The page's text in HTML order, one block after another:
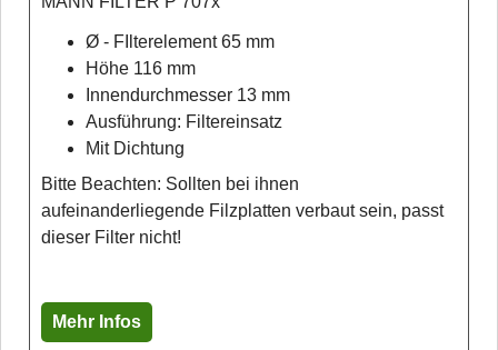
Ø - FIlterelement 65 mm
Höhe 116 mm
Innendurchmesser 13 mm
Ausführung: Filtereinsatz
Mit Dichtung
Bitte Beachten: Sollten bei ihnen
aufeinanderliegende Filzplatten verbaut sein, passt
dieser Filter nicht!
Mehr Infos